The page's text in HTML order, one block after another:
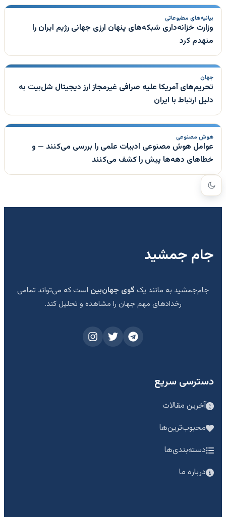
بیانیه‌های مطبوعاتی
وزارت خزانه‌داری شبکه‌های پنهان ارزی جهانی رژیم ایران را
منهدم کرد
جهان
تحریم‌های آمریکا علیه صرافی غیرمجاز ارز دیجیتال شل‌بیت به
دلیل ارتباط با ایران
هوش مصنوعی
عوامل هوش مصنوعی ادبیات علمی را بررسی می‌کنند — و
خطاهای دهه‌ها پیش را کشف می‌کنند
جام جمشید
جام‌جمشید به مانند یک گوی جهان‌بین است که می‌تواند تمامی
رخدادهای مهم جهان را مشاهده و تحلیل کند.
دسترسی سریع
آخرین مقالات
محبوب‌ترین‌ها
دسته‌بندی‌ها
درباره ما